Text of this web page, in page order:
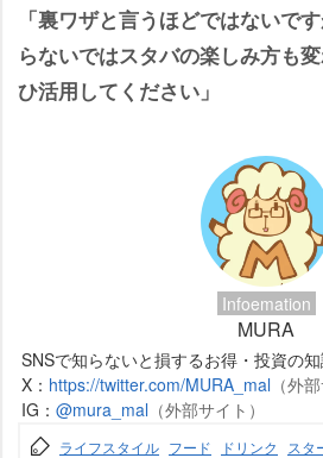
「裏ワザと言うほどではないで
らないではスタバの楽しみ方も
ひ活用してください」
Infoemation
MURA
SNSで知らないと損するお得・投資の
X： https://twitter.com/MURA_mal（外部
IG： @mura_mal（外部サイト）
ライフスタイル フード ドリンク スタ